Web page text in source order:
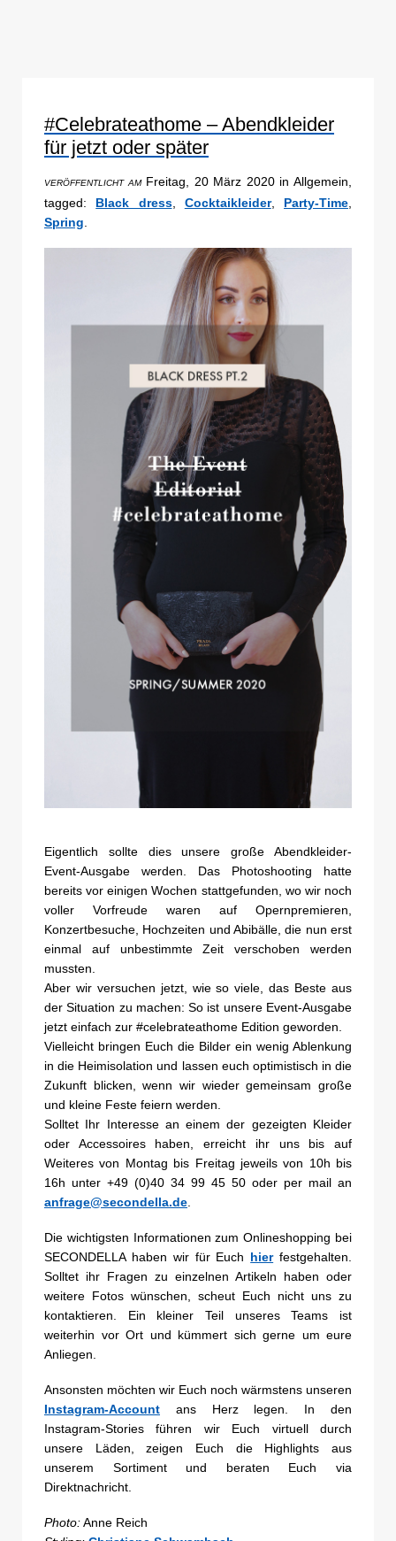
#Celebrateathome – Abendkleider
für jetzt oder später
VERÖFFENTLICHT AMFreitag, 20 März 2020 in Allgemein,
tagged: Black dress, Cocktaikleider, Party-Time,
Spring.
Eigentlich sollte dies unsere große Abendkleider-
Event-Ausgabe werden. Das Photoshooting hatte
bereits vor einigen Wochen stattgefunden, wo wir noch
voller Vorfreude waren auf Opernpremieren,
Konzertbesuche, Hochzeiten und Abibälle, die nun erst
einmal auf unbestimmte Zeit verschoben werden
mussten.
Aber wir versuchen jetzt, wie so viele, das Beste aus
der Situation zu machen: So ist unsere Event-Ausgabe
jetzt einfach zur #celebrateathome Edition geworden.
Vielleicht bringen Euch die Bilder ein wenig Ablenkung
in die Heimisolation und lassen euch optimistisch in die
Zukunft blicken, wenn wir wieder gemeinsam große
und kleine Feste feiern werden.
Solltet Ihr Interesse an einem der gezeigten Kleider
oder Accessoires haben, erreicht ihr uns bis auf
Weiteres von Montag bis Freitag jeweils von 10h bis
16h unter +49 (0)40 34 99 45 50 oder per mail an
anfrage@secondella.de
Die wichtigsten Informationen zum Onlineshopping bei
SECONDELLA haben wir für Euch hierfestgehalten.
Solltet ihr Fragen zu einzelnen Artikeln haben oder
weitere Fotos wünschen, scheut Euch nicht uns zu
kontaktieren. Ein kleiner Teil unseres Teams ist
weiterhin vor Ort und kümmert sich gerne um eure
Anliegen.
Ansonsten möchten wir Euch noch wärmstens unseren
Instagram-Account ans Herz legen. In den
Instagram-Stories führen wir Euch virtuell durch
unsere Läden, zeigen Euch die Highlights aus
unserem Sortiment und beraten Euch via
Direktnachricht.
Photo:Anne Reich